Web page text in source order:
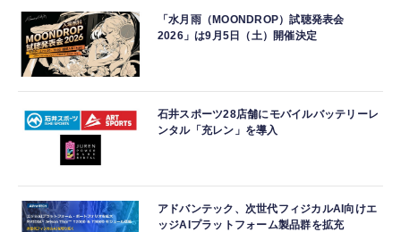
「水月雨（MOONDROP）試聴発表会
2026」は9月5日（土）開催決定
石井スポーツ28店舗にモバイルバッテリーレ
ンタル「充レン」を導入
アドバンテック、次世代フィジカルAI向けエ
ッジAIプラットフォーム製品群を拡充